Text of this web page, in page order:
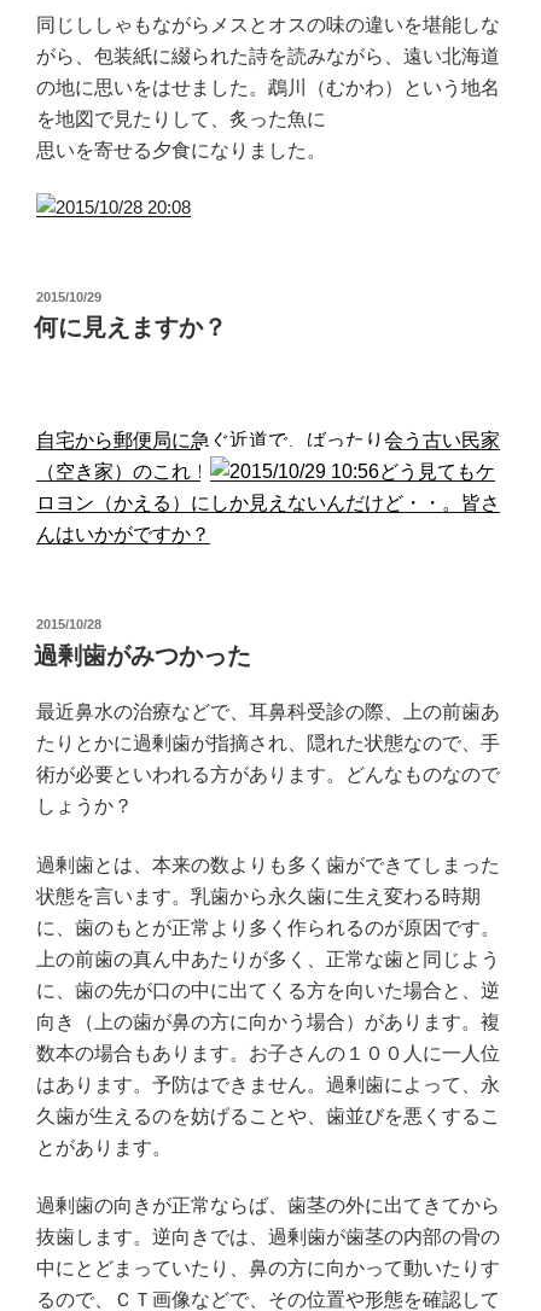
同じししゃもながらメスとオスの味の違いを堪能しな
がら、包装紙に綴られた詩を読みながら、遠い北海道
の地に思いをはせました。鵡川（むかわ）という地名
を地図で見たりして、炙った魚に
思いを寄せる夕食になりました。
投
稿
日:
2015/10/29
何に見えますか？
自宅から郵便局に急ぐ近道で、ばったり会う古い民家
（空き家）のこれ！
どう見てもケ
ロヨン（かえる）にしか見えないんだけど・・。皆さ
んはいかがですか？
投
稿
日:
2015/10/28
過剰歯がみつかった
最近鼻水の治療などで、耳鼻科受診の際、上の前歯あ
たりとかに過剰歯が指摘され、隠れた状態なので、手
術が必要といわれる方があります。どんなものなので
しょうか？
過剰歯とは、本来の数よりも多く歯ができてしまった
状態を言います。乳歯から永久歯に生え変わる時期
に、歯のもとが正常より多く作られるのが原因です。
上の前歯の真ん中あたりが多く、正常な歯と同じよう
に、歯の先が口の中に出てくる方を向いた場合と、逆
向き（上の歯が鼻の方に向かう場合）があります。複
数本の場合もあります。お子さんの１００人に一人位
はあります。予防はできません。過剰歯によって、永
久歯が生えるのを妨げることや、歯並びを悪くするこ
とがあります。
過剰歯の向きが正常ならば、歯茎の外に出てきてから
抜歯します。逆向きでは、過剰歯が歯茎の内部の骨の
中にとどまっていたり、鼻の方に向かって動いたりす
るので、ＣＴ画像などで、その位置や形態を確認して